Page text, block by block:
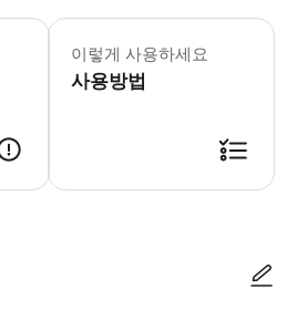
* 소요시간 : 450분 (옵션에 따라 소
이렇게 사용하세요
사용방법